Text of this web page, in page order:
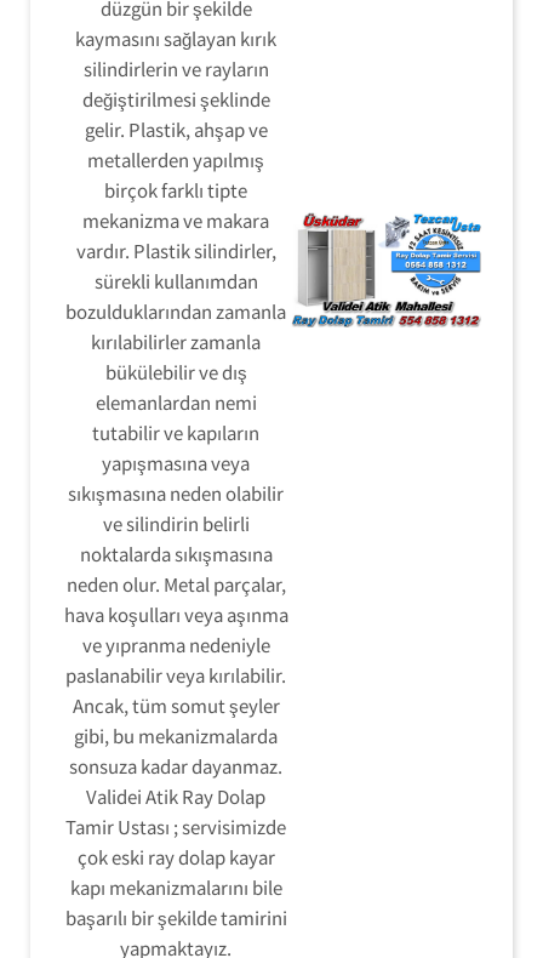
düzgün bir şekilde
kaymasını sağlayan kırık
silindirlerin ve rayların
değiştirilmesi şeklinde
gelir. Plastik, ahşap ve
metallerden yapılmış
birçok farklı tipte
mekanizma ve makara
vardır. Plastik silindirler,
sürekli kullanımdan
bozulduklarından zamanla
kırılabilirler zamanla
bükülebilir ve dış
elemanlardan nemi
tutabilir ve kapıların
yapışmasına veya
sıkışmasına neden olabilir
ve silindirin belirli
noktalarda sıkışmasına
neden olur. Metal parçalar,
hava koşulları veya aşınma
ve yıpranma nedeniyle
paslanabilir veya kırılabilir.
Ancak, tüm somut şeyler
gibi, bu mekanizmalarda
sonsuza kadar dayanmaz.
Validei Atik Ray Dolap
Tamir Ustası ; servisimizde
çok eski ray dolap kayar
kapı mekanizmalarını bile
başarılı bir şekilde tamirini
yapmaktayız.